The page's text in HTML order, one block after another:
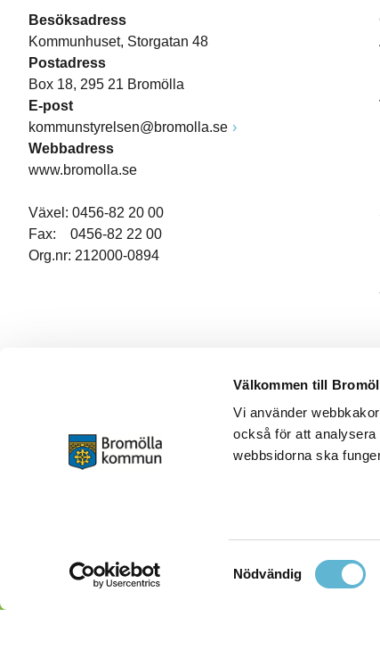
Välkommen till
Vi använder
också för att
webbsidorna ska
Samtyckesval
Nödvändig
Besöksadress
Kommunhuset, Storgatan 48
Postadress
Box 18, 295 21 Bromölla
E-post
kommunstyrelsen@bromolla.se
Webbadress
www.bromolla.se
Växel: 0456-82 20 00
Fax: 0456-82 22 00
Org.nr: 212000-0894